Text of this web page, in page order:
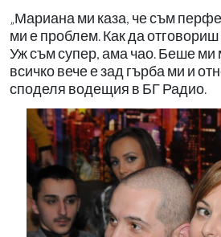
„Мариана ми каза, че съм
ми е проблем. Как да
Уж съм супер, ама чао. Беше ми
всичко вече е зад гърба ми и
споделя водещия в БГ Радио.